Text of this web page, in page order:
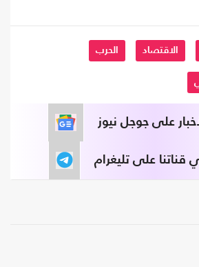
الاقتصاد الحرب
على جوجل نيوز
قناتنا على تليغرام